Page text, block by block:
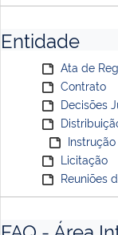
Entidade
Ata de
Contrato
Decisões
Licitação
Reuniões